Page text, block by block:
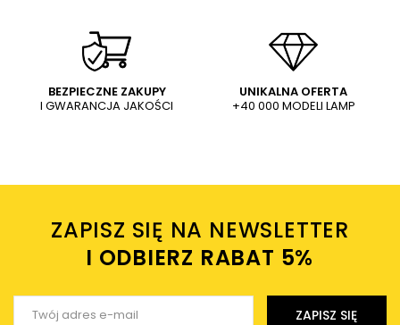
Dodaj własne zdjęcie produktu:
Twoje imię
Twój email
BEZPIECZNE ZAKUPY
I GWARANCJA JAKOŚCI
UNIKALNA OFERTA
+40 000 MODELI LAMP
ZAPISZ SIĘ NA NEWSLETTER
I ODBIERZ RABAT 5%ㅤ
ZAPISZ SIĘ